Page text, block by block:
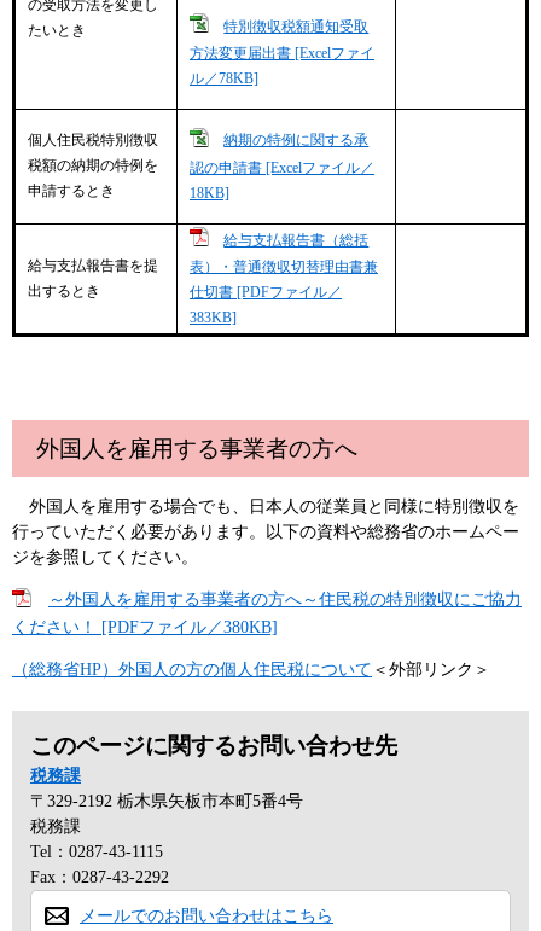
の受取方法を変更し
たいとき
特別徴収税額通知受取
方法変更届出書 [Excelファイ
ル／78KB]
個人住民税特別徴収
税額の納期の特例を
申請するとき
納期の特例に関する承
認の申請書 [Excelファイル／
18KB]
給与支払報告書を提
出するとき
給与支払報告書（総括
表）・普通徴収切替理由書兼
仕切書 [PDFファイル／
383KB]
外国人を雇用する事業者の方へ
外国人を雇用する場合でも、日本人の従業員と同様に特別徴収を
行っていただく必要があります。以下の資料や総務省のホームペー
ジを参照してください。
～外国人を雇用する事業者の方へ～住民税の特別徴収にご協力
ください！ [PDFファイル／380KB]
（総務省HP）外国人の方の個人住民税について ＜外部リンク＞
このページに関するお問い合わせ先
税務課
〒329-2192 栃木県矢板市本町5番4号
税務課
Tel：0287-43-1115
Fax：0287-43-2292
メールでのお問い合わせはこちら